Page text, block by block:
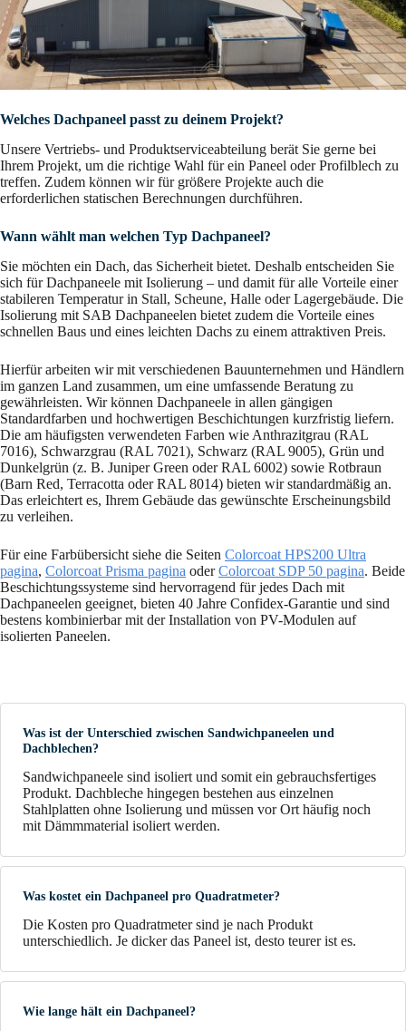
Welches Dachpaneel passt zu deinem Projekt?
Unsere Vertriebs- und Produktserviceabteilung berät Sie gerne bei
Ihrem Projekt, um die richtige Wahl für ein Paneel oder Profilblech zu
treffen. Zudem können wir für größere Projekte auch die
erforderlichen statischen Berechnungen durchführen.
Wann wählt man welchen Typ Dachpaneel?
Sie möchten ein Dach, das Sicherheit bietet. Deshalb entscheiden Sie
sich für Dachpaneele mit Isolierung – und damit für alle Vorteile einer
stabileren Temperatur in Stall, Scheune, Halle oder Lagergebäude. Die
Isolierung mit SAB Dachpaneelen bietet zudem die Vorteile eines
schnellen Baus und eines leichten Dachs zu einem attraktiven Preis.
Hierfür arbeiten wir mit verschiedenen Bauunternehmen und Händlern
im ganzen Land zusammen, um eine umfassende Beratung zu
gewährleisten. Wir können Dachpaneele in allen gängigen
Standardfarben und hochwertigen Beschichtungen kurzfristig liefern.
Die am häufigsten verwendeten Farben wie Anthrazitgrau (RAL
7016), Schwarzgrau (RAL 7021), Schwarz (RAL 9005), Grün und
Dunkelgrün (z. B. Juniper Green oder RAL 6002) sowie Rotbraun
(Barn Red, Terracotta oder RAL 8014) bieten wir standardmäßig an.
Das erleichtert es, Ihrem Gebäude das gewünschte Erscheinungsbild
zu verleihen.
Für eine Farbübersicht siehe die Seiten Colorcoat HPS200 Ultra
pagina, Colorcoat Prisma pagina oderColorcoat SDP 50 pagina. Beide
Beschichtungssysteme sind hervorragend für jedes Dach mit
Dachpaneelen geeignet, bieten 40 Jahre Confidex-Garantie und sind
bestens kombinierbar mit der Installation von PV-Modulen auf
isolierten Paneelen.
Was ist der Unterschied zwischen Sandwichpaneelen und
Dachblechen?
Sandwichpaneele sind isoliert und somit ein gebrauchsfertiges
Produkt. Dachbleche hingegen bestehen aus einzelnen
Stahlplatten ohne Isolierung und müssen vor Ort häufig noch
mit Dämmmaterial isoliert werden.
Was kostet ein Dachpaneel pro Quadratmeter?
Die Kosten pro Quadratmeter sind je nach Produkt
unterschiedlich. Je dicker das Paneel ist, desto teurer ist es.
Wie lange hält ein Dachpaneel?